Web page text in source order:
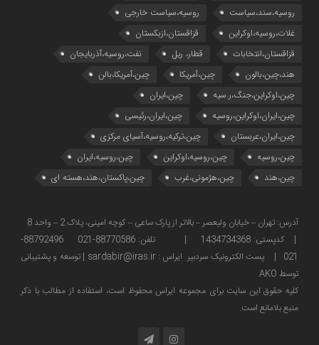
روسیه،سند،سیاست
روسیه،سیاست خارجی
غلات،روسیه،اوکراین
قزاقستان،ازبکستان
قزاقستان،انتخابات
قطار، ریل
نفت،روسیه،آذربایجان
هند،چین،بالون
چین،آمریکا
چین،آمریکا،بالن
چین،اوکراین،جنگ،ر.سیه
چین،ایران
چین،ایران،اوکراین،روسیه
چین،ایران،رئیسی
چین،ایران،عربستان
چین،ترکیه،روسیه،آسیای مرکزی
چین،روسیه
چین،روسیه،اوکراین
چین،روسیه،ایران
چین،هند
چین،هژمونی،غرب چین،پاکستان،هند،هسته ای
| کدپستی: 1434734368 | تلفن: 88770586-021 88792496-
021 | پست الکترونیک سردبیر ایراس : sardabir@iras.ir |
توسعه و پشتیبانی
توسط AKO
كليه حقوق این سایت برای مجموعه ایراس محفوظ است، استفاده از مطالب با ذكر
منبع بلامانع است.